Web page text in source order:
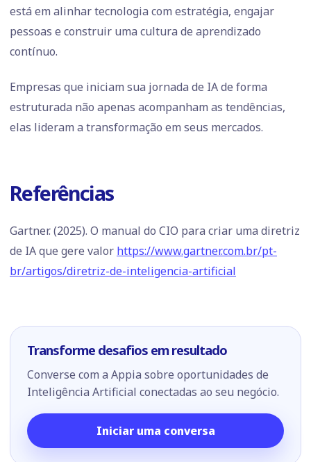
está em alinhar tecnologia com estratégia, engajar
pessoas e construir uma cultura de aprendizado
contínuo.
Empresas que iniciam sua jornada de IA de forma
estruturada não apenas acompanham as tendências,
elas lideram a transformação em seus mercados.
Referências
Gartner. (2025). O manual do CIO para criar uma diretriz
de IA que gere valor https://www.gartner.com.br/pt-
br/artigos/diretriz-de-inteligencia-artificial
Transforme desafios em resultado
Converse com a Appia sobre oportunidades de
Inteligência Artificial conectadas ao seu negócio.
Iniciar uma conversa